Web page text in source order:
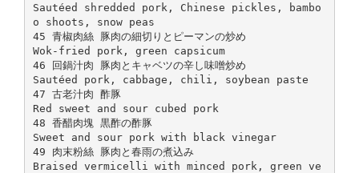
Sautéed shredded pork, Chinese pickles, bambo
o shoots, snow peas
45 青椒肉絲 豚肉の細切りとピーマンの炒め
Wok-fried pork, green capsicum
46 回鍋汁肉 豚肉とキャベツの辛し味噌炒め
Sautéed pork, cabbage, chili, soybean paste
47 古老汁肉 酢豚
Red sweet and sour cubed pork
48 香醋肉塊 黒酢の酢豚
Sweet and sour pork with black vinegar
49 肉末粉絲 豚肉と春雨の煮込み
Braised vermicelli with minced pork, green ve